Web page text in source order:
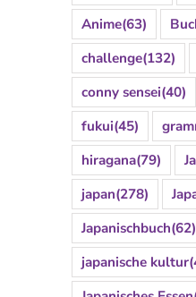
Anime(63)
challenge(132)
conny sensei(40)
fukui(45)
hiragana(79)
japan(278)
Japanischbuch(62)
japanische kultur